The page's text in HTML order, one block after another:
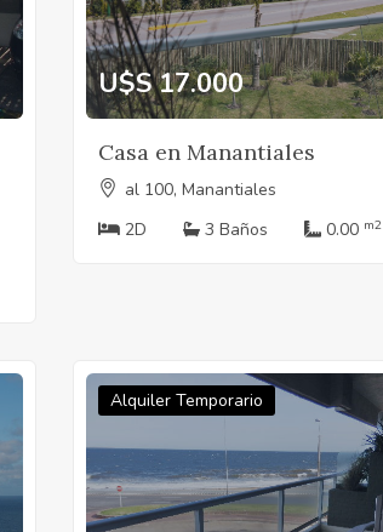
U$S 17.000
Casa en Manantiales
al 100, Manantiales
2D
3 Baños 0.00 m2
Alquiler Temporario